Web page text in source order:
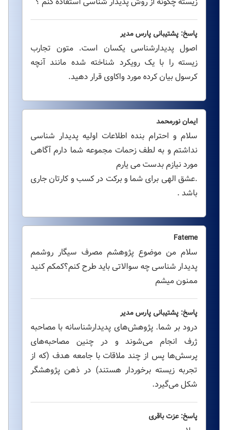
پاسخ: پشتیبانی پارس مدیر
اصول پدیدارشناسی یکسان است. متون تجارب
زیسته را با یک رویکرد شناخته شده مانند آنچه
کرسول بیان کرده مورد واکاوی قرار دهید.
ایمان نورمحمد
سلام و احترام بنده اطلاعات اولیه پدیدار شناسی
نداشتم و به لطف زحمات مجموعه شما دارم آگاهی
مورد نیازم بدست می یارم
.عشق الهی برای شما و برکت در کسب و کارتان جاری
باشد .
Fateme
سلام من موضوع پژوهشم مصرف سیگار روشمم
پدیدار شناسی چه سوالاتی باید طرح کنم؟کمکم کنید
ممنون میشم
پاسخ: پشتیبانی پارس مدیر
درود بر شما. پژوهش‌های پدیدارشناسانه با مصاحبه
ژرف انجام می‌شوند و در چنین مصاحبه‌های
پرسش‌ها پس از چند ملاقات با جامعه هدف (که از
تجربه زیسته برخوردار هستند) در ذهن پژوهشگر
شکل می‌گیرد.
پاسخ: عزت باقری